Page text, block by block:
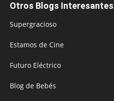
Otros Blogs Interesantes
Supergracioso
Estamos de Cine
Futuro Eléctrico
Blog de Bebés